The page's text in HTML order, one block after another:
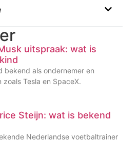
uitspraak: wat is
bekend als ondernemer en
Tesla en SpaceX.
Steijn: wat is bekend
Nederlandse voetbaltrainer